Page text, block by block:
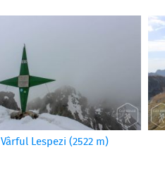
Vârful Lespezi (2522 m)